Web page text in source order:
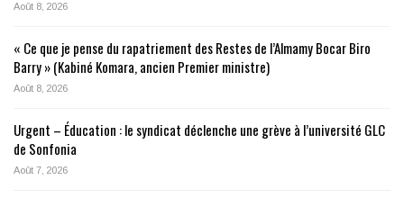
Août 8, 2026
« Ce que je pense du rapatriement des Restes de l’Almamy Bocar Biro
Barry » (Kabiné Komara, ancien Premier ministre)
Août 8, 2026
Urgent – Éducation : le syndicat déclenche une grève à l’université GLC
de Sonfonia
Août 7, 2026